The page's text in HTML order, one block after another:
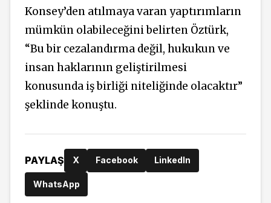
Konsey’den atılmaya varan yaptırımların
mümkün olabileceğini belirten Öztürk,
“Bu bir cezalandırma değil, hukukun ve
insan haklarının geliştirilmesi
konusunda iş birliği niteliğinde olacaktır”
şeklinde konuştu.
PAYLAŞ X Facebook LinkedIn
WhatsApp